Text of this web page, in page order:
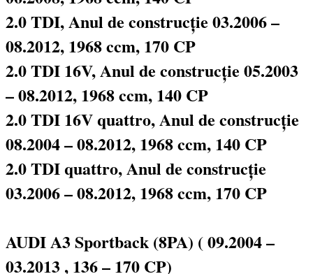
2.0 TDI, Anul de construcție 03.2006 –
08.2012, 1968 ccm, 170 CP
2.0 TDI 16V, Anul de construcție 05.2003
– 08.2012, 1968 ccm, 140 CP
2.0 TDI 16V quattro, Anul de construcție
08.2004 – 08.2012, 1968 ccm, 140 CP
2.0 TDI quattro, Anul de construcție
03.2006 – 08.2012, 1968 ccm, 170 CP
AUDI A3 Sportback (8PA) ( 09.2004 –
03.2013 , 136 – 170 CP)